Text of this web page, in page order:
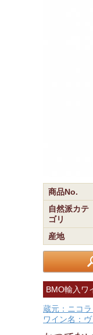
商品No.
自然派カテ
ゴリ
産地
BMO輸入ワ
蔵元：ニコ
ワイン名：